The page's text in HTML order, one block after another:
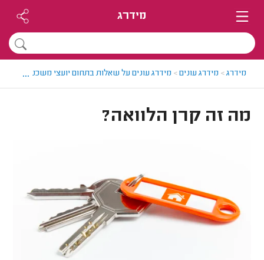
מידרג
מידרג> מידרג עונים> מידרג עונים על שאלות בתחום יועצי משכנתאות
...
מה זה קרן הלוואה?